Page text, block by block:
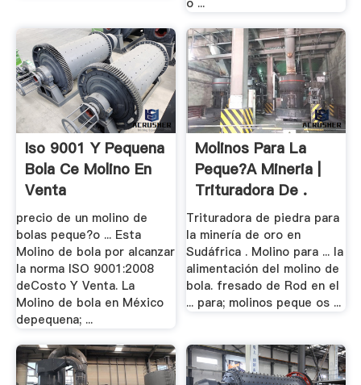
o ...
Iso 9001 Y Pequena
Bola Ce Molino En
Venta
precio de un molino de
bolas peque?o ... Esta
Molino de bola por alcanzar
la norma ISO 9001:2008
deCosto Y Venta. La
Molino de bola en México
depequena; ...
Molinos Para La
Peque?a Mineria |
Trituradora De .
Trituradora de piedra para
la minería de oro en
Sudáfrica . Molino para ... la
alimentación del molino de
bola. fresado de Rod en el
... para; molinos peque os ...